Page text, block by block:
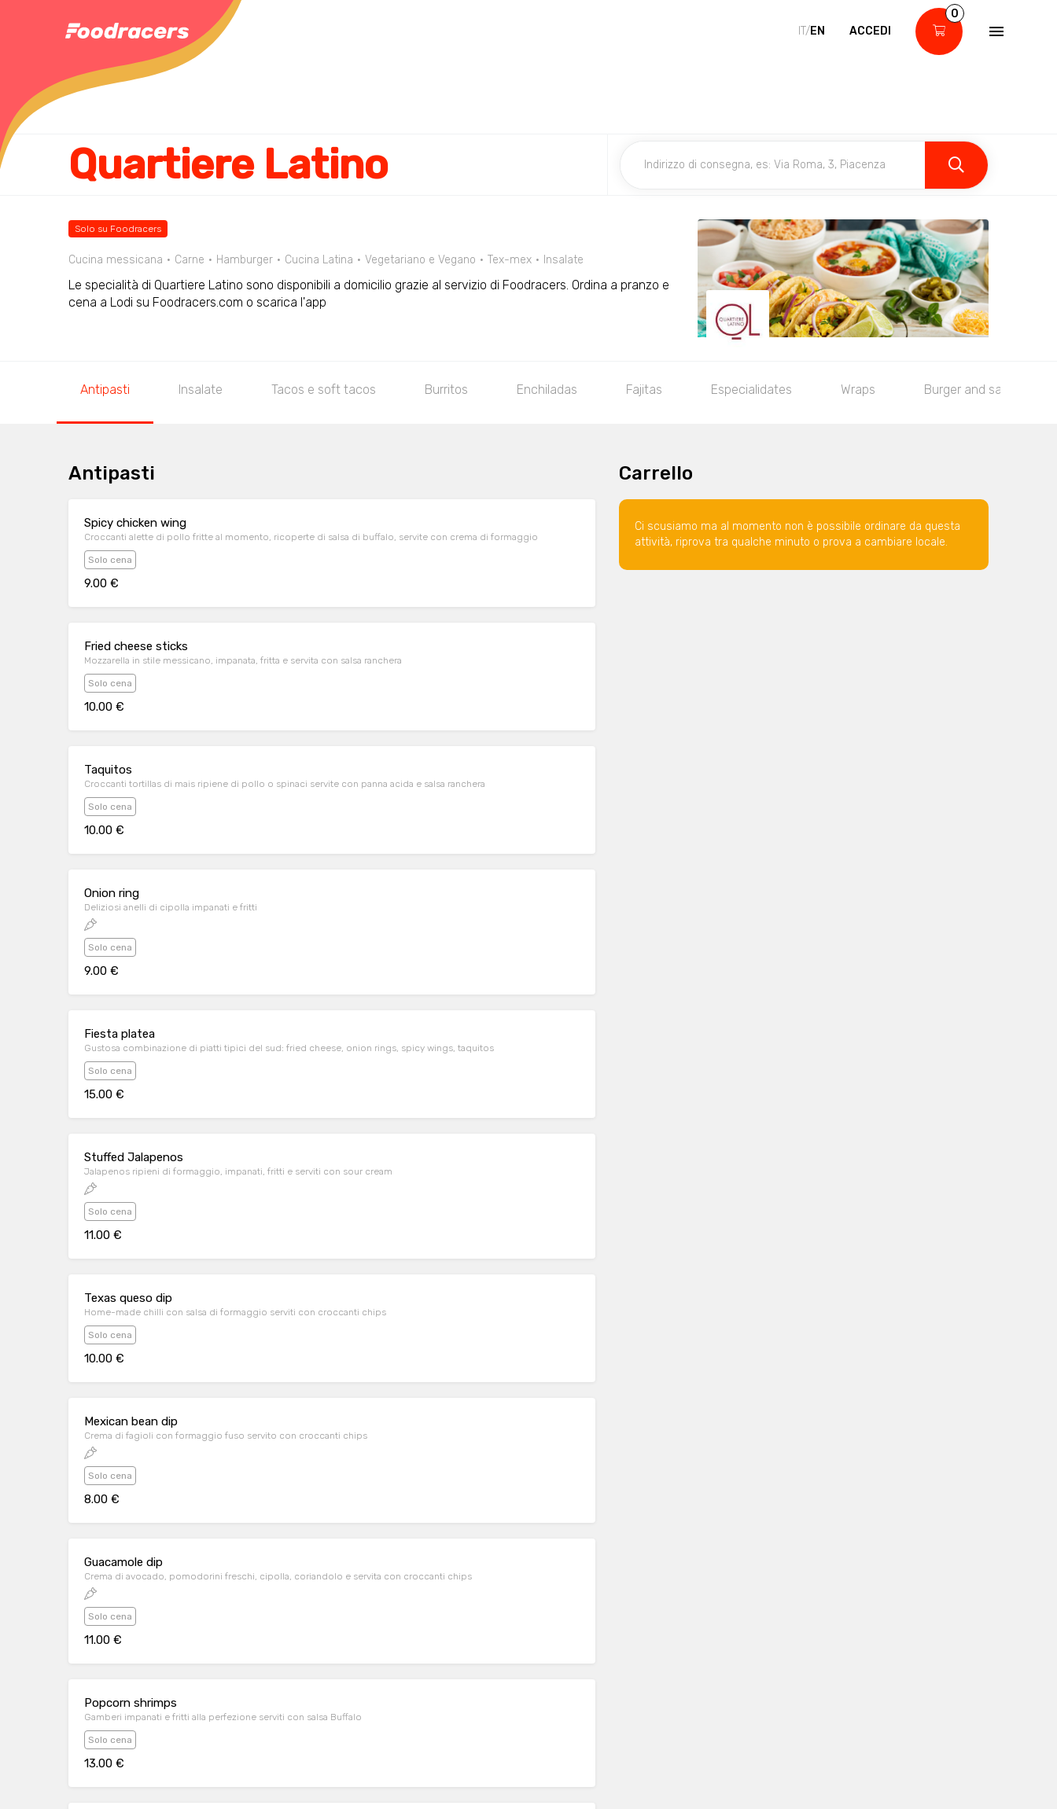
IT/EN ACCEDI
0
Quartiere Latino
Solo su Foodracers
Cucina messicana Carne Hamburger Cucina Latina Vegetariano e Vegano Tex-mex Insalate
Le specialità di Quartiere Latino sono disponibili a domicilio grazie al servizio di Foodracers. Ordina a pranzo e
cena a Lodi su Foodracers.com o scarica l'app
Antipasti Insalate Tacos e soft tacos Burritos Enchiladas Fajitas Especialidates Wraps Burger and sandwiches
Antipasti
Spicy chicken wing
Croccanti alette di pollo fritte al momento, ricoperte di salsa di buffalo, servite con crema di formaggio
Solo cena
9.00 €
Fried cheese sticks
Mozzarella in stile messicano, impanata, fritta e servita con salsa ranchera
Solo cena
10.00 €
Taquitos
Croccanti tortillas di mais ripiene di pollo o spinaci servite con panna acida e salsa ranchera
Solo cena
10.00 €
Onion ring
Deliziosi anelli di cipolla impanati e fritti
Solo cena
9.00 €
Fiesta platea
Gustosa combinazione di piatti tipici del sud: fried cheese, onion rings, spicy wings, taquitos
Solo cena
15.00 €
Stuffed Jalapenos
Jalapenos ripieni di formaggio, impanati, fritti e serviti con sour cream
Solo cena
11.00 €
Texas queso dip
Home-made chilli con salsa di formaggio serviti con croccanti chips
Solo cena
10.00 €
Mexican bean dip
Crema di fagioli con formaggio fuso servito con croccanti chips
Solo cena
8.00 €
Guacamole dip
Crema di avocado, pomodorini freschi, cipolla, coriandolo e servita con croccanti chips
Solo cena
11.00 €
Popcorn shrimps
Gamberi impanati e fritti alla perfezione serviti con salsa Buffalo
Solo cena
13.00 €
Carrello
Ci scusiamo ma al momento non è possibile ordinare da questa
attività, riprova tra qualche minuto o prova a cambiare locale.